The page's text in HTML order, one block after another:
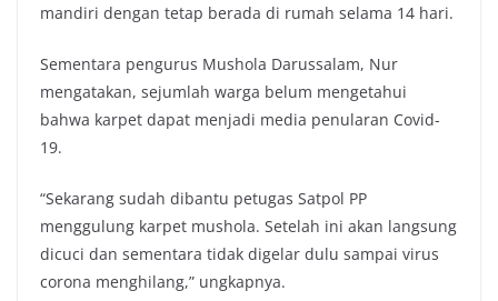
mandiri dengan tetap berada di rumah selama 14 hari.
Sementara pengurus Mushola Darussalam, Nur
mengatakan, sejumlah warga belum mengetahui
bahwa karpet dapat menjadi media penularan Covid-
19.
“Sekarang sudah dibantu petugas Satpol PP
menggulung karpet mushola. Setelah ini akan langsung
dicuci dan sementara tidak digelar dulu sampai virus
corona menghilang,” ungkapnya.